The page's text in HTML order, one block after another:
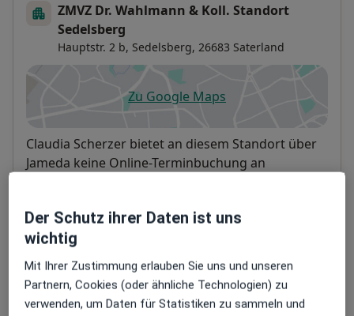
ZMVZ Dr. Wahlmann & Koll. Standort
Sedelsberg
Hauptstr. 2 b, Sedelsberg, 26683 Saterland
Zu Google Mapsöffnet in einer neuen
Verfügbarkeit
Claudia Scherzer bietet an diesem Standort über
Jameda keine Online-Terminbuchung an
Zahlungsmodalitäten (private Besuche)
Akzeptierte Versicherungen
Telefonnummer
04492 46...Telefonnummer anzeigen
Der Schutz ihrer Daten ist uns
wichtig
Mit Ihrer Zustimmung erlauben Sie uns und unseren
Partnern, Cookies (oder ähnliche Technologien) zu
verwenden, um Daten für Statistiken zu sammeln und